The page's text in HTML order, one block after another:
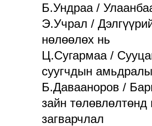
Б.Ундраа /
Э.Учрал /
нөлөөлөх нь
Ц.Сугармаа /
суугчдын
Б.Давааноров /
зайн
загварчлал